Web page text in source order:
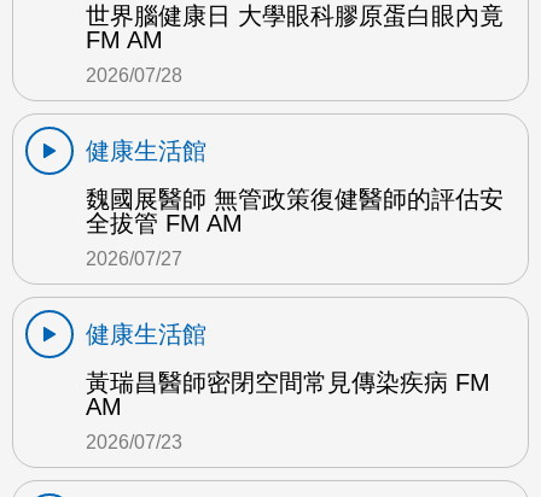
世界腦健康日 大學眼科膠原蛋白眼內竟
FM AM
2026/07/28
健康生活館
魏國展醫師 無管政策復健醫師的評估安
全拔管 FM AM
2026/07/27
健康生活館
黃瑞昌醫師密閉空間常見傳染疾病 FM
AM
2026/07/23